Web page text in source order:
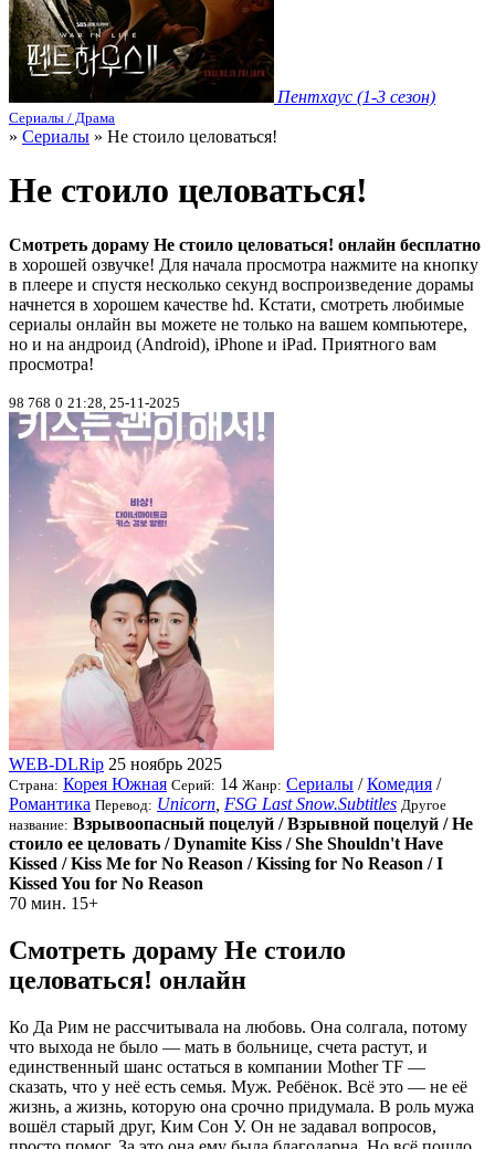
Пентхаус (1-3 сезон)
Сериалы / Драма
» Сериалы » Не стоило целоваться!
Не стоило целоваться!
Смотреть дораму Не стоило целоваться! онлайн бесплатно
в хорошей озвучке! Для начала просмотра нажмите на кнопку
в плеере и спустя несколько секунд воспроизведение дорамы
начнется в хорошем качестве hd. Кстати, смотреть любимые
сериалы онлайн вы можете не только на вашем компьютере,
но и на андроид (Android), iPhone и iPad. Приятного вам
просмотра!
98 768 0 21:28, 25-11-2025
WEB-DLRip 25 ноябрь 2025
Страна: Корея Южная Серий: 14 Жанр: Сериалы /Комедия /
Романтика Перевод: Unicorn FSG Last Snow.Subtitles Другое
название: Взрывоопасный поцелуй / Взрывной поцелуй / Не
стоило ее целовать / Dynamite Kiss / She Shouldn't Have
Kissed / Kiss Me for No Reason / Kissing for No Reason / I
Kissed You for No Reason
70 мин. 15+
Смотреть дораму Не стоило
целоваться! онлайн
Ко Да Рим не рассчитывала на любовь. Она солгала, потому
что выхода не было — мать в больнице, счета растут, и
единственный шанс остаться в компании Mother TF —
сказать, что у неё есть семья. Муж. Ребёнок. Всё это — не её
жизнь, а жизнь, которую она срочно придумала. В роль мужа
вошёл старый друг, Ким Сон У. Он не задавал вопросов,